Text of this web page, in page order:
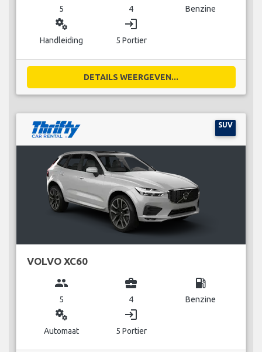
5 4 Benzine
miscellaneous_services
Handleiding
login
5 Portier
DETAILS WEERGEVEN...
SUV
VOLVO XC60
group
5
business_center
4
local_gas_station
Benzine
miscellaneous_services
Automaat
login
5 Portier